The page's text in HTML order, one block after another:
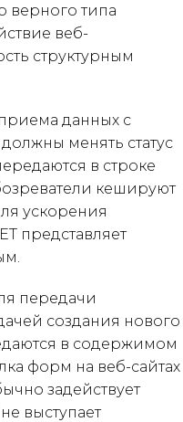
верного типа
веб-
структурным
данных с
менять статус
в строке
кешируют
ускорения
представляет
передачи
создания нового
в содержимом
форм на веб-сайтах
задействует
выступает